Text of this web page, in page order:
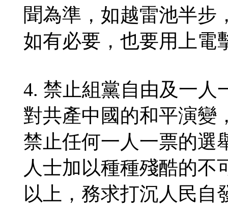
聞為準，如越雷池半步
如有必要，也要用上電
4. 禁止組黨自由及一人
對共產中國的和平演變
禁止任何一人一票的選
人士加以種種殘酷的不
以上，務求打沉人民自